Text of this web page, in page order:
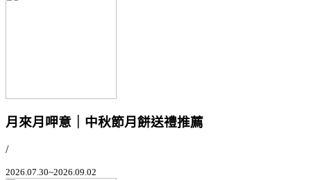
月來月呷意｜中秋節月餅送禮推薦
/
2026.07.30~2026.09.02